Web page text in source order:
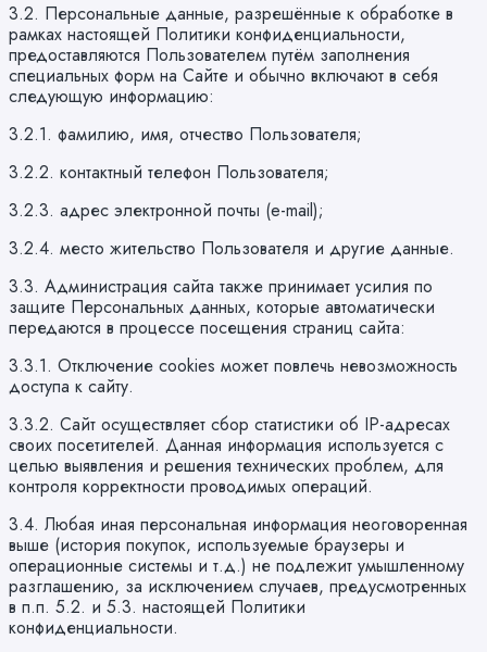
3.2. Персональные данные, разрешённые к обработке в
рамках настоящей Политики конфиденциальности,
предоставляются Пользователем путём заполнения
специальных форм на Сайте и обычно включают в себя
следующую информацию:
3.2.1. фамилию, имя, отчество Пользователя;
3.2.2. контактный телефон Пользователя;
3.2.3. адрес электронной почты (e-mail);
3.2.4. место жительство Пользователя и другие данные.
3.3. Администрация сайта также принимает усилия по
защите Персональных данных, которые автоматически
передаются в процессе посещения страниц сайта:
3.3.1. Отключение cookies может повлечь невозможность
доступа к сайту.
3.3.2. Сайт осуществляет сбор статистики об IP-адресах
своих посетителей. Данная информация используется с
целью выявления и решения технических проблем, для
контроля корректности проводимых операций.
3.4. Любая иная персональная информация неоговоренная
выше (история покупок, используемые браузеры и
операционные системы и т.д.) не подлежит умышленному
разглашению, за исключением случаев, предусмотренных
в п.п. 5.2. и 5.3. настоящей Политики
конфиденциальности.